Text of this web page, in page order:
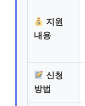
지원
내용
신청
방법